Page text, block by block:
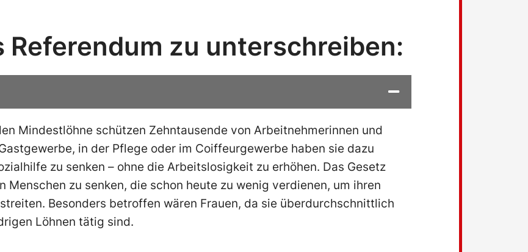
Referendum zu unterschreiben:
Mindestlöhne schützen Zehntausende von Arbeitnehmerinnen und
in der Pflege oder im Coiffeurgewerbe haben sie dazu
zu senken – ohne die Arbeitslosigkeit zu erhöhen. Das Gesetz
Menschen zu senken, die schon heute zu wenig verdienen, um ihren
Besonders betroffen wären Frauen, da sie überdurchschnittlich
Löhnen tätig sind.